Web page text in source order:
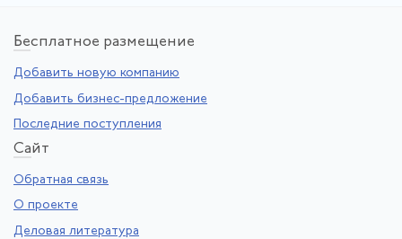
Бесплатное размещение
Добавить новую компанию
Добавить бизнес-предложение
Последние поступления
Сайт
Обратная связь
О проекте
Деловая литература